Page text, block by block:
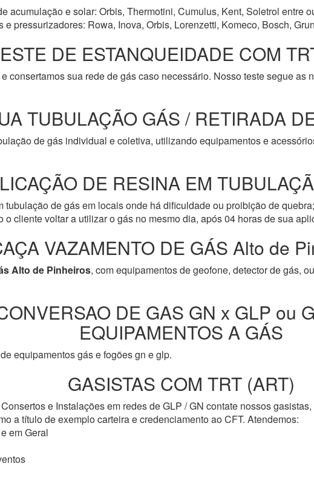
acumulação e solar: Orbis, Thermotini, Cumulus, Kent, Soletrol entre
pressurizadores: Rowa, Inova, Orbis, Lorenzetti, Komeco, Bosch,
DE ESTANQUEIDADE COM
consertamos sua rede de gás caso necessário. Nosso teste segue as
TUBULAÇÃO GÁS / RETIRADA
de gás individual e coletiva, utilizando equipamentos e
DE RESINA EM
de gás em locais onde há dificuldade ou proibição de
cliente voltar a utilizar o gás no mesmo dia, após 04 horas de sua
VAZAMENTO DE GÁS Alto de
Alto de Pinheiros, com equipamentos de geofone, detector de gás,
DE GAS GN x GLP ou
EQUIPAMENTOS A GÁS
equipamentos gás e fogões gn e glp.
GASISTAS COM TRT (ART)
e Instalações em redes de GLP / GN contate nossos
a título de exemplo carteira e credenciamento ao CFT. Atendemos:
em Geral